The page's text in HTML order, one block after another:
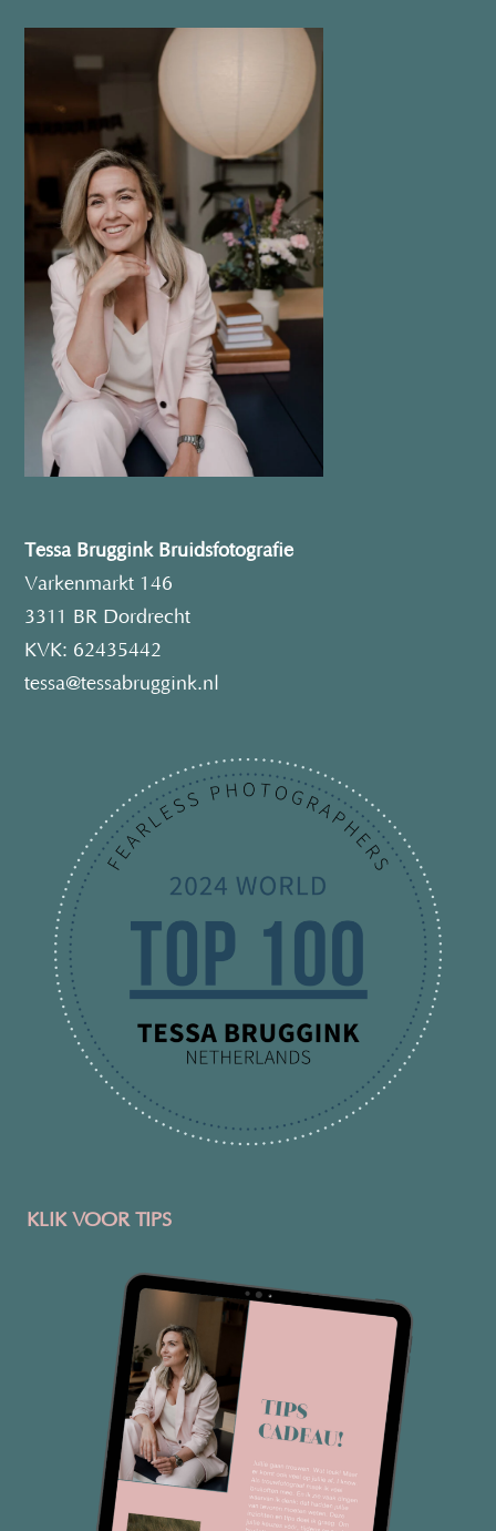
Tessa Bruggink Bruidsfotografie
Varkenmarkt 146
3311 BR Dordrecht
KVK: 62435442
tessa@tessabruggink.nl
KLIK VOOR TIPS